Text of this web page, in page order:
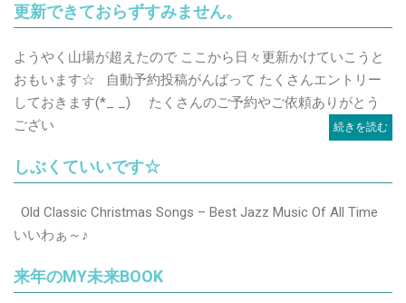
更新できておらずすみません。
ようやく山場が超えたので ここから日々更新かけていこうと
おもいます☆ 自動予約投稿がんばって たくさんエントリー
しておきます(*_ _) たくさんのご予約やご依頼ありがとう
ござい
続きを読む
しぶくていいです☆
Old Classic Christmas Songs – Best Jazz Music Of All Time
いいわぁ～♪
来年のMY未来BOOK